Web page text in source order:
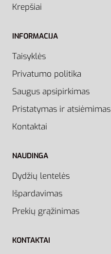
Krepšiai
INFORMACIJA
Taisyklės
Privatumo politika
Saugus apsipirkimas
Pristatymas ir atsiėmimas
Kontaktai
NAUDINGA
Dydžių lentelės
Išpardavimas
Prekių grąžinimas
KONTAKTAI